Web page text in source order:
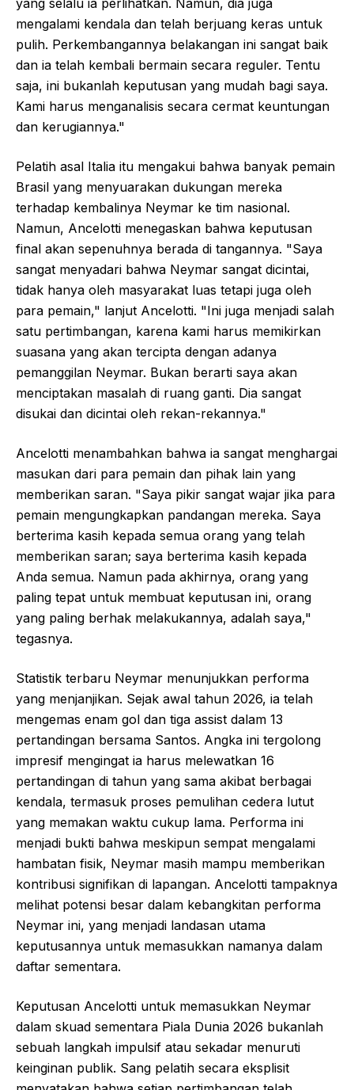
mengalami kendala dan telah berjuang keras untuk
pulih. Perkembangannya belakangan ini sangat baik
dan ia telah kembali bermain secara reguler. Tentu
saja, ini bukanlah keputusan yang mudah bagi saya.
Kami harus menganalisis secara cermat keuntungan
dan kerugiannya."
Pelatih asal Italia itu mengakui bahwa banyak pemain
Brasil yang menyuarakan dukungan mereka
terhadap kembalinya Neymar ke tim nasional.
Namun, Ancelotti menegaskan bahwa keputusan
final akan sepenuhnya berada di tangannya. "Saya
sangat menyadari bahwa Neymar sangat dicintai,
tidak hanya oleh masyarakat luas tetapi juga oleh
para pemain," lanjut Ancelotti. "Ini juga menjadi salah
satu pertimbangan, karena kami harus memikirkan
suasana yang akan tercipta dengan adanya
pemanggilan Neymar. Bukan berarti saya akan
menciptakan masalah di ruang ganti. Dia sangat
disukai dan dicintai oleh rekan-rekannya."
Ancelotti menambahkan bahwa ia sangat menghargai
masukan dari para pemain dan pihak lain yang
memberikan saran. "Saya pikir sangat wajar jika para
pemain mengungkapkan pandangan mereka. Saya
berterima kasih kepada semua orang yang telah
memberikan saran; saya berterima kasih kepada
Anda semua. Namun pada akhirnya, orang yang
paling tepat untuk membuat keputusan ini, orang
yang paling berhak melakukannya, adalah saya,"
tegasnya.
Statistik terbaru Neymar menunjukkan performa
yang menjanjikan. Sejak awal tahun 2026, ia telah
mengemas enam gol dan tiga assist dalam 13
pertandingan bersama Santos. Angka ini tergolong
impresif mengingat ia harus melewatkan 16
pertandingan di tahun yang sama akibat berbagai
kendala, termasuk proses pemulihan cedera lutut
yang memakan waktu cukup lama. Performa ini
menjadi bukti bahwa meskipun sempat mengalami
hambatan fisik, Neymar masih mampu memberikan
kontribusi signifikan di lapangan. Ancelotti tampaknya
melihat potensi besar dalam kebangkitan performa
Neymar ini, yang menjadi landasan utama
keputusannya untuk memasukkan namanya dalam
daftar sementara.
Keputusan Ancelotti untuk memasukkan Neymar
dalam skuad sementara Piala Dunia 2026 bukanlah
sebuah langkah impulsif atau sekadar menuruti
keinginan publik. Sang pelatih secara eksplisit